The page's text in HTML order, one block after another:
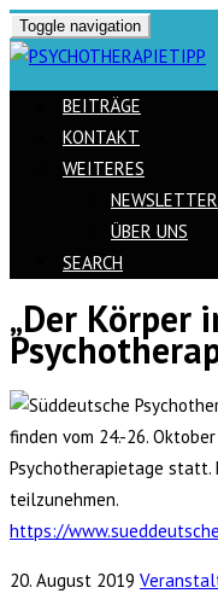
Toggle navigation
BEITRÄGE
KONTAKT
WEITERES
ÜBER UNS
SEARCH
Skip
to
„Der Körper
finden vom 24.-26.
Psychotherapietage statt.
teilzunehmen.
https://
20. August 2019